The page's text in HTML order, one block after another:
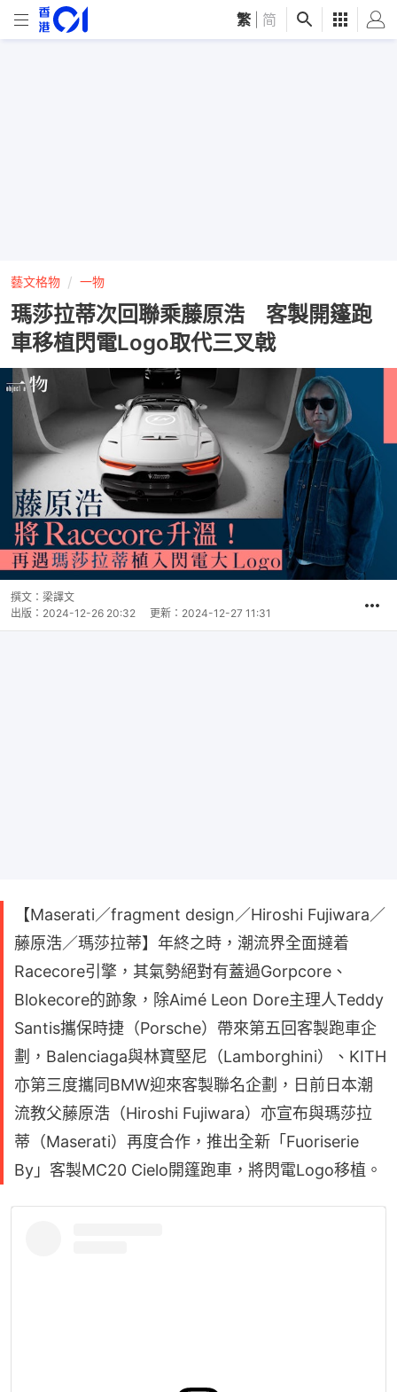
繁 简
藝文格物 一物
瑪莎拉蒂次回聯乘藤原浩 客製開篷跑
車移植閃電Logo取代三叉戟
撰文： 梁譯文
出版： 2024-12-26 20:32 更新： 2024-12-27 11:31
【Maserati／fragment design／Hiroshi Fujiwara／
藤原浩／瑪莎拉蒂】年終之時，潮流界全面撻着
Racecore引擎，其氣勢絕對有蓋過Gorpcore、
Blokecore的跡象，除Aimé Leon Dore主理人Teddy
Santis攜保時捷（Porsche）帶來第五回客製跑車企
劃，Balenciaga與林寶堅尼（Lamborghini）、KITH
亦第三度攜同BMW迎來客製聯名企劃，日前日本潮
流教父藤原浩（Hiroshi Fujiwara）亦宣布與瑪莎拉
蒂（Maserati）再度合作，推出全新「Fuoriserie
By」客製MC20 Cielo開篷跑車，將閃電Logo移植。